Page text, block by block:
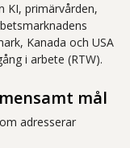
KI, primärvården,
Kanada och USA
i arbete (RTW).
mål
adresserar